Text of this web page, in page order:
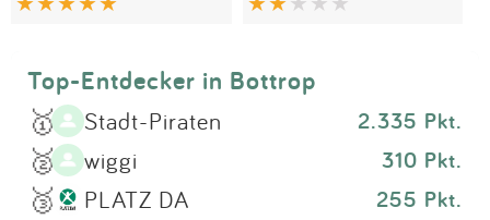
Top-Entdecker in Bottrop
🥇 Stadt-Piraten 2.335 Pkt.
🥈 wiggi 310 Pkt.
🥉 PLATZ DA 255 Pkt.